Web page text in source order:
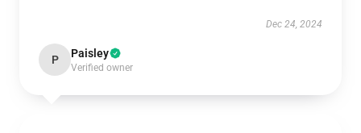
Dec 24, 2024
P Paisley
Verified owner